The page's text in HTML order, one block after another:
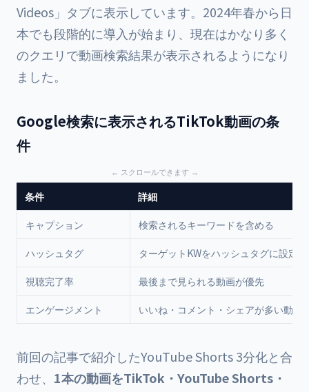
Videos」タブに表示しています。2024年春から日
本でも段階的に導入が始まり、現在はかなり多く
のクエリで動画検索結果が表示されるようになり
ました。
Google検索に表示されるTikTok動画の条
件
条件 詳細
キャプション 検索されるキーワードを含める
ハッシュタグ ターゲットKWをハッシュタグに設定
視聴完了率 最後まで見られる動画が優先
エンゲージメント いいね・コメント・シェアが多い動画
前回の記事で紹介したYouTube Shorts 3分化と合
わせ、 1本の動画をTikTok・YouTube Shorts・